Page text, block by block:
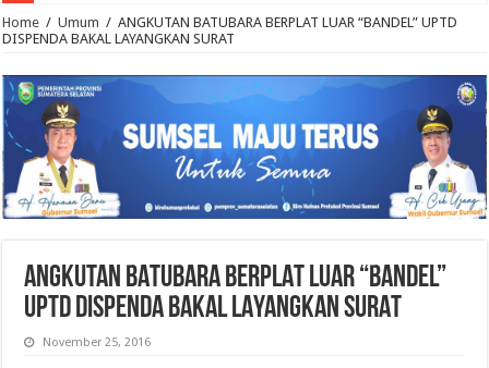
Home / Umum / ANGKUTAN BATUBARA BERPLAT LUAR “BANDEL” UPTD
DISPENDA BAKAL LAYANGKAN SURAT
ANGKUTAN BATUBARA BERPLAT LUAR “BANDEL”
UPTD DISPENDA BAKAL LAYANGKAN SURAT
November 25, 2016